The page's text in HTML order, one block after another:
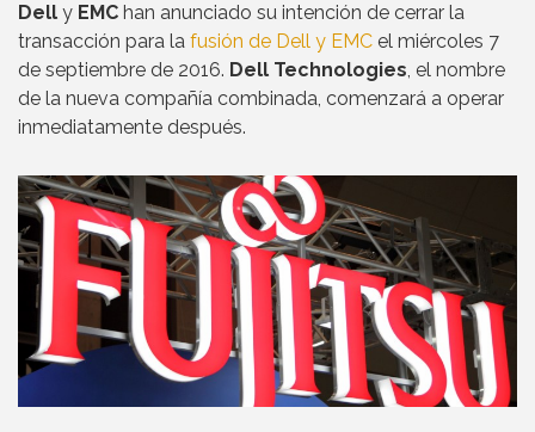
Dell y EMC han anunciado su intención de cerrar la
transacción para la fusión de Dell y EMC el miércoles 7
de septiembre de 2016. Dell Technologies, el nombre
de la nueva compañía combinada, comenzará a operar
inmediatamente después.